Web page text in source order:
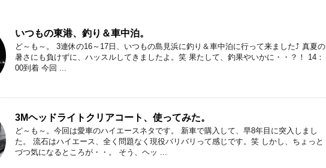
いつもの東港、釣り＆車中泊。
ど～も～。 3連休の16～17日、いつもの島見浜に釣り＆車中泊に行って来ました⤴ 真夏の
暑さにも負けずに、ハッスルしてきましたよ。笑 果たして、釣果やいかに・・？！ 14：
00到着 今回 ...
3Mヘッドライトクリアコート、使ってみた。
ど～も～。今回は愛車のハイエースネタです。 新車で購入して、早8年目に突入しまし
た。 流石はハイエース、全く問題なく現役バリバリって感じです。笑 しかし、ちょっと
づつ気になるところが・・。 そう、ヘッ ...